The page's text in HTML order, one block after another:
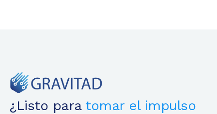
¿Listo para tomar el impulso